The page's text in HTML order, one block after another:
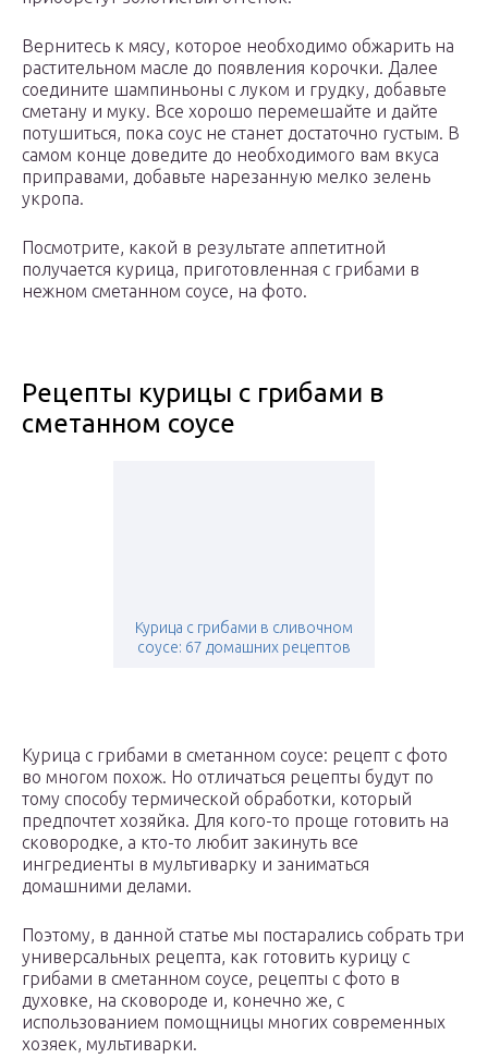
Вернитесь к мясу, которое необходимо обжарить на
растительном масле до появления корочки. Далее
соедините шампиньоны с луком и грудку, добавьте
сметану и муку. Все хорошо перемешайте и дайте
потушиться, пока соус не станет достаточно густым. В
самом конце доведите до необходимого вам вкуса
приправами, добавьте нарезанную мелко зелень
укропа.
Посмотрите, какой в результате аппетитной
получается курица, приготовленная с грибами в
нежном сметанном соусе, на фото.
Рецепты курицы с грибами в
сметанном соусе
Курица с грибами в сливочном
соусе: 67 домашних рецептов
Курица с грибами в сметанном соусе: рецепт с фото
во многом похож. Но отличаться рецепты будут по
тому способу термической обработки, который
предпочтет хозяйка. Для кого-то проще готовить на
сковородке, а кто-то любит закинуть все
ингредиенты в мультиварку и заниматься
домашними делами.
Поэтому, в данной статье мы постарались собрать три
универсальных рецепта, как готовить курицу с
грибами в сметанном соусе, рецепты с фото в
духовке, на сковороде и, конечно же, с
использованием помощницы многих современных
хозяек, мультиварки.